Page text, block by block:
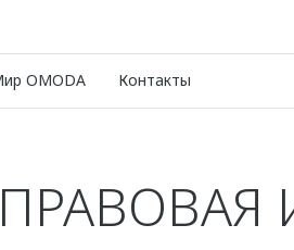
OMODA Контакты